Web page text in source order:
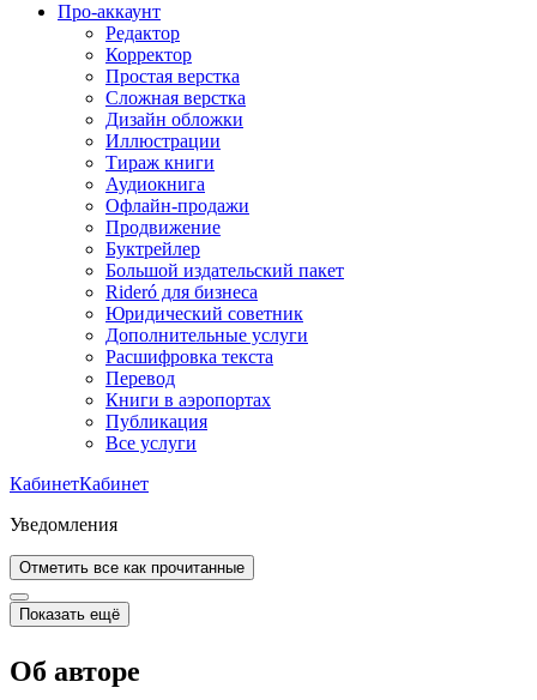
Про-аккаунт
Редактор
Корректор
Простая верстка
Сложная верстка
Дизайн обложки
Иллюстрации
Тираж книги
Аудиокнига
Офлайн-продажи
Продвижение
Буктрейлер
Большой издательский пакет
Rideró для бизнеса
Юридический советник
Дополнительные услуги
Расшифровка текста
Перевод
Книги в аэропортах
Публикация
Все услуги
КабинетКабинет
Уведомления
Отметить все как прочитанные
Показать ещё
Об авторе